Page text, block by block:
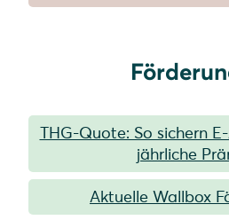
THG-Quote: So sichern
jährliche
Aktuelle Wallbox